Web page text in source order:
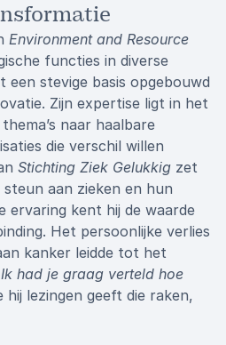
Environment and Resource
functies in diverse
stevige basis opgebouwd
Zijn expertise ligt in het
naar haalbare
die verschil willen
Stichting Ziek Gelukkig zet
aan zieken en hun
ervaring kent hij de waarde
Het persoonlijke verlies
kanker leidde tot het
Ik had je graag verteld hoe
hij lezingen geeft die raken,